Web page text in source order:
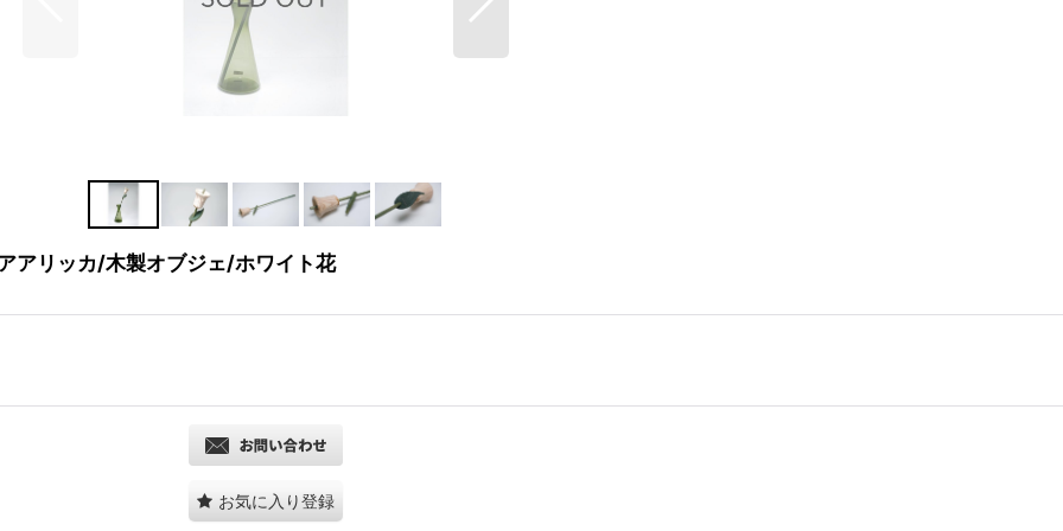
アリッカ/木製オブジェ/ホワイト花
お気に入り登録